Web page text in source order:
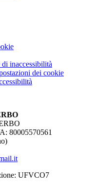
inaccessibilità
dei cookie
80005570561
UFVCO7